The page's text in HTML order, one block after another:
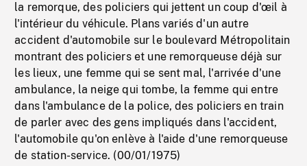
la remorque, des policiers qui jettent un coup d'œil à
l'intérieur du véhicule. Plans variés d'un autre
accident d'automobile sur le boulevard Métropolitain
montrant des policiers et une remorqueuse déjà sur
les lieux, une femme qui se sent mal, l'arrivée d'une
ambulance, la neige qui tombe, la femme qui entre
dans l'ambulance de la police, des policiers en train
de parler avec des gens impliqués dans l'accident,
l'automobile qu'on enlève à l'aide d'une remorqueuse
de station-service. (00/01/1975)